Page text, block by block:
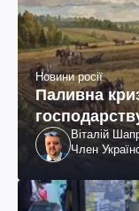
Новини росії
Паливна
Віталій
Член